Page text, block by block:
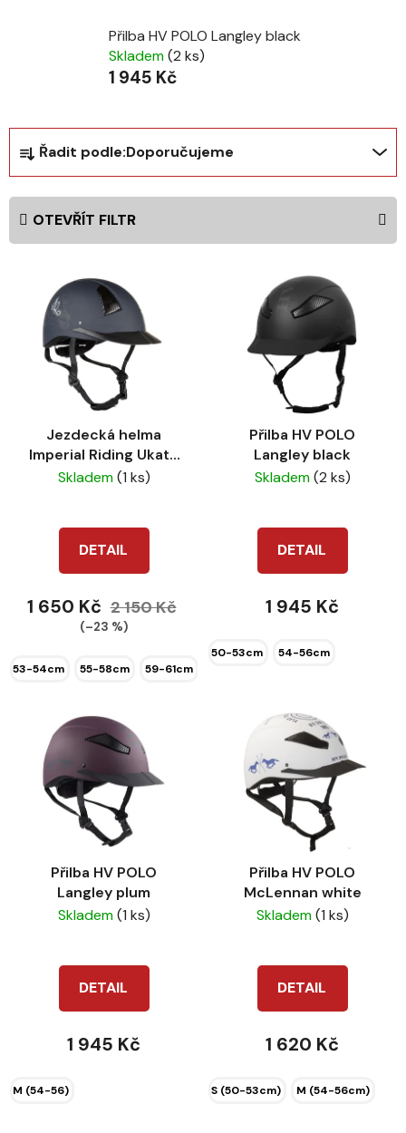
Přilba HV POLO Langley black
Skladem(2 ks)
1 945 Kč
a
z
e
n
Řadit podle:Doporučujeme
OTEVŘÍT FILTR
Jezdecká helma
Imperial Riding Ukato
black
Skladem(1 ks)
DETAIL
1 650 Kč 2 150 Kč
(–23 %)
53-54cm 55-58cm 59-61cm
Přilba HV POLO
Langley black
Skladem(2 ks)
DETAIL
1 945 Kč
50-53cm 54-56cm
Přilba HV POLO
Langley plum
Skladem(1 ks)
DETAIL
1 945 Kč
M (54-56)
Přilba HV POLO
McLennan white
Skladem(1 ks)
DETAIL
1 620 Kč
S (50-53cm) M (54-56cm)